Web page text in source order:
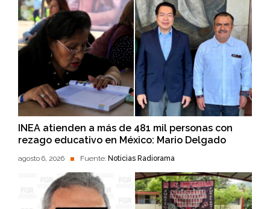
INEA atienden a más de 481 mil personas con
rezago educativo en México: Mario Delgado
agosto 6, 2026 Fuente: Noticias Radiorama